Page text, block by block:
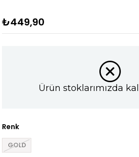
₺449,90
Ürün stoklarımızda
Renk
GOLD